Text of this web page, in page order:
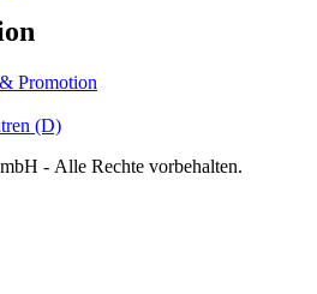
Promotion
(D)
- Alle Rechte vorbehalten.